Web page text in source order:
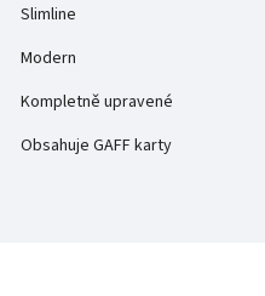
Slimline
Modern
Kompletně upravené
Obsahuje GAFF karty